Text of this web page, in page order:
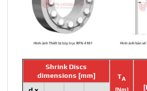
Shrink Discs
dimensions [mm]
TA
[Nm]